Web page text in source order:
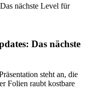
Das nächste
steht an, die
Folien raubt kostbare